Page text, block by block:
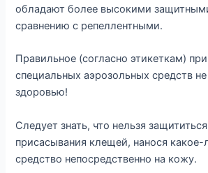
обладают более высокими
сравнению с репеллентными.
Правильное (согласно этикеткам)
специальных аэрозольных средств
здоровью!
Следует знать, что нельзя
присасывания клещей, нанося
средство непосредственно на кожу.